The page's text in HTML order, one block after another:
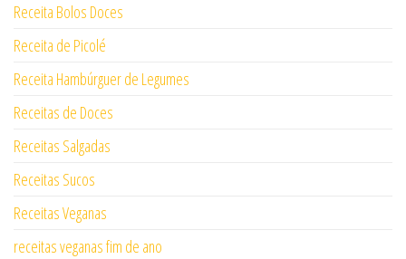
Receita Bolos Doces
Receita de Picolé
Receita Hambúrguer de Legumes
Receitas de Doces
Receitas Salgadas
Receitas Sucos
Receitas Veganas
receitas veganas fim de ano